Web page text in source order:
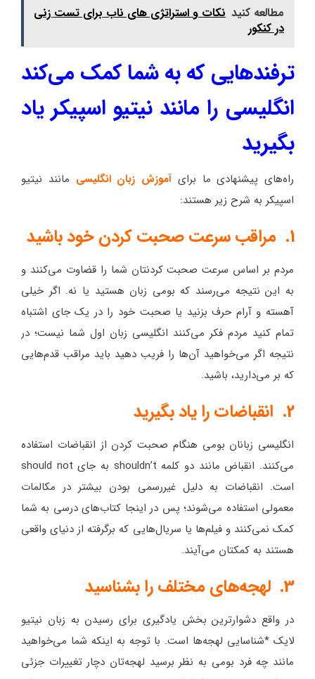
مطالعه کنید نکات و استراتژی های ناب برای تست زنی
در کنکور
ترفندهایی که به شما کمک می‌کند
انگلیسی را مانند نیتیو اسپیکر یاد
بگیرید
راه‌های پیشنهادی ما برای آموزش زبان انگلیسی مانند نیتیو
اسپیکر به شرح زیر هستند:
1. مراقب سرعت صحبت کردن خود باشید
مردم بر اساس سرعت صحبت کردنتان شما را قضاوت می‌کنند و
به این نتیجه می‌رسند که بومی زبان هستید یا نه. اگر خیلی
آهسته و آرام حرف بزنید یا صحبت خود را در یک جای اشتباه
تمام کنید مردم فکر می‌کنند انگلیسی زبان اول شما نیست؛ در
نتیجه اگر می‌خواهید آن‌ها را فریب دهید باید مراقب قدم‌هایی
که بر می‌دارید، باشید.
2. انقباضات را یاد بگیرید
انگلیسی زبانان بومی هنگام صحبت کردن از انقباضات استفاده
می‌کنند. انقباض مانند دو کلمه shouldn’t به جای should not
است. انقباضات به دلیل غیررسمی بودن بیشتر در مکالمات
معمولی استفاده می‌شوند؛ پس در اینجا کتاب‌های درسی به شما
کمک نمی‌کنند و فیلم‌ها یا سریال‌هایی که برگرفته از دنیای واقعی
هستند به کمکتان می‌آیند.
3. لهجه‌های مختلف را بشناسید
در واقع دشوارترین بخش یادگیری برای رسیدن به زبان نیتیو
لایک *شناسایی لهجه‌ها است. با توجه به اینکه شما می‌خواهید
مانند چه فرد بومی به نظر برسید لهجه‌تان دچار تغییرات جزئی